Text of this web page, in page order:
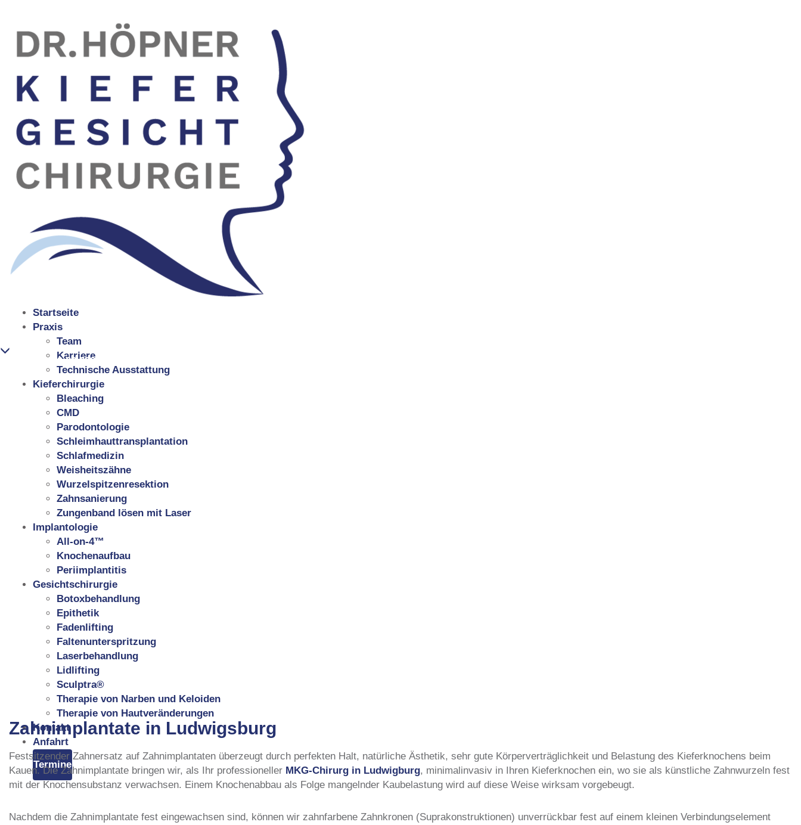
Startseite
Praxis
Team
Karriere
Technische Ausstattung
Kieferchirurgie
Bleaching
CMD
Parodontologie
Schleimhauttransplantation
Schlafmedizin
Weisheitszähne
Wurzelspitzenresektion
Zahnsanierung
Zungenband lösen mit Laser
Implantologie
All-on-4™
Knochenaufbau
Periimplantitis
Gesichtschirurgie
Botoxbehandlung
Epithetik
Fadenlifting
Faltenunterspritzung
Laserbehandlung
Lidlifting
Sculptra®
Therapie von Narben und Keloiden
Therapie von Hautveränderungen
Kontakt
Anfahrt
Termine
07141 99 22 900
Zahnimplantate in Ludwigsburg
Festsitzender Zahnersatz auf Zahnimplantaten überzeugt durch perfekten Halt, natürliche Ästhetik, sehr gute Körperverträglichkeit und Belastung des Kieferknochens beim
Kauen. Die Zahnimplantate bringen wir, als Ihr professioneller MKG-Chirurg in Ludwigburg, minimalinvasiv in Ihren Kieferknochen ein, wo sie als künstliche Zahnwurzeln fest
mit der Knochensubstanz verwachsen. Einem Knochenabbau als Folge mangelnder Kaubelastung wird auf diese Weise wirksam vorgebeugt.
Nachdem die Zahnimplantate fest eingewachsen sind, können wir zahnfarbene Zahnkronen (Suprakonstruktionen) unverrückbar fest auf einem kleinen Verbindungselement